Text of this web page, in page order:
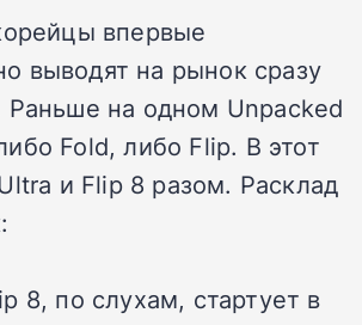
впервые
выводят на рынок сразу
Раньше на одном Unpacked
Fold, либо Flip. В этот
и Flip 8 разом. Расклад
8, по слухам, стартует в